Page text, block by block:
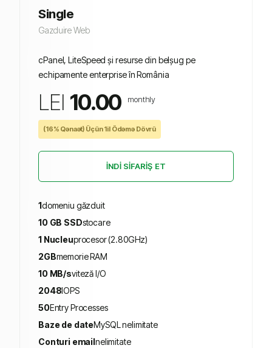
Single
Gazduire Web
cPanel, LiteSpeed și resurse din belșug pe
echipamente enterprise în România
LEI 10.00 monthly
(16% Qənaət) Üçün 1il Ödəmə Dövrü
İNDI SIFARIŞ ET
1domeniu găzduit
10 GB SSDstocare
1 Nucleuprocesor (2.80GHz)
2GBmemorie RAM
10 MB/sviteză I/O
2048IOPS
50Entry Processes
Baze de dateMySQL nelimitate
Conturi emailnelimitate